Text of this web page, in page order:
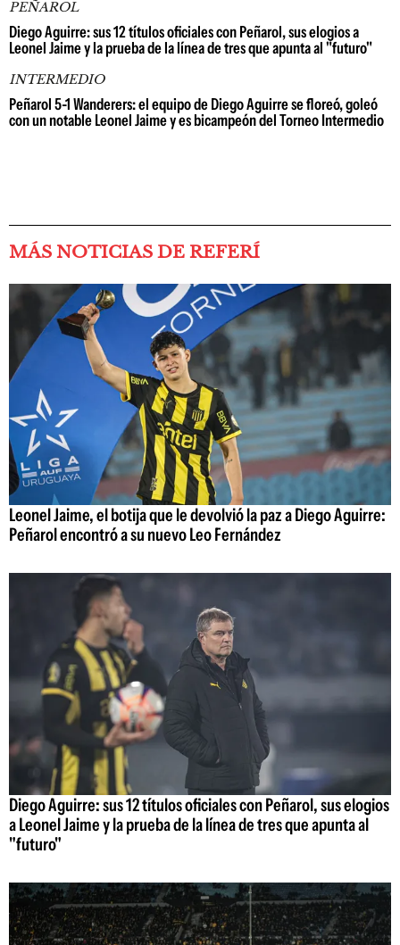
PEÑAROL
Diego Aguirre: sus 12 títulos oficiales con Peñarol, sus elogios a
Leonel Jaime y la prueba de la línea de tres que apunta al "futuro"
INTERMEDIO
Peñarol 5-1 Wanderers: el equipo de Diego Aguirre se floreó, goleó
con un notable Leonel Jaime y es bicampeón del Torneo Intermedio
MÁS NOTICIAS DE REFERÍ
Leonel Jaime, el botija que le devolvió la paz a Diego Aguirre:
Peñarol encontró a su nuevo Leo Fernández
Diego Aguirre: sus 12 títulos oficiales con Peñarol, sus elogios
a Leonel Jaime y la prueba de la línea de tres que apunta al
"futuro"